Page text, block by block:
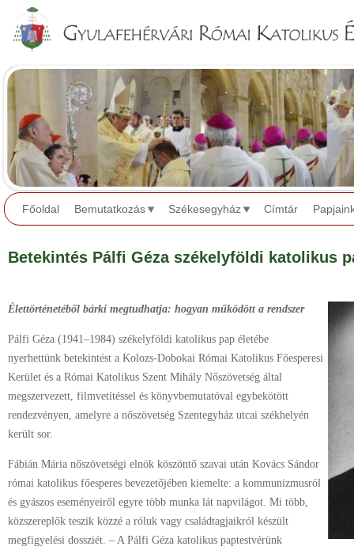
Főoldal Bemutatkozás Székesegyház Címtár
Betekintés Pálfi Géza székelyföldi katolikus
Élettörténetéből bárki megtudhatja: hogyan működött a rendszer
Pálfi Géza (1941–1984) székelyföldi katolikus pap életébe
nyerhettünk betekintést a Kolozs-Dobokai Római Katolikus Főesperesi
Kerület és a Római Katolikus Szent Mihály Nőszövetség által
megszervezett, filmvetítéssel és könyvbemutatóval egybekötött
rendezvényen, amelyre a nőszövetség Szentegyház utcai székhelyén
került sor.
Fábián Mária nőszövetségi elnök köszöntő szavai után Kovács Sándor
római katolikus főesperes bevezetőjében kiemelte: a kommunizmusról
és gyászos eseményeiről egyre több munka lát napvilágot. Mi több,
közszereplők teszik közzé a róluk vagy családtagjaikról készült
megfigyelési dossziét. – A Pálfi Géza katolikus paptestvérünk